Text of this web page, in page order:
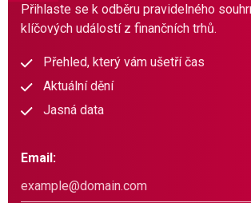
Přihlaste se k odběru pravidelného
klíčových událostí z finančních trhů.
Přehled, který vám ušetří čas
Aktuální dění
Jasná data
Email: